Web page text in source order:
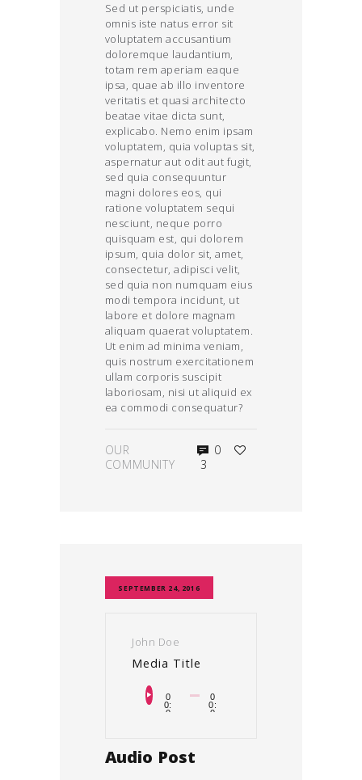
Sed ut perspiciatis, unde
omnis iste natus error sit
voluptatem accusantium
doloremque laudantium,
totam rem aperiam eaque
ipsa, quae ab illo inventore
veritatis et quasi architecto
beatae vitae dicta sunt,
explicabo. Nemo enim ipsam
voluptatem, quia voluptas sit,
aspernatur aut odit aut fugit,
sed quia consequuntur
magni dolores eos, qui
ratione voluptatem sequi
nesciunt, neque porro
quisquam est, qui dolorem
ipsum, quia dolor sit, amet,
consectetur, adipisci velit,
sed quia non numquam eius
modi tempora incidunt, ut
labore et dolore magnam
aliquam quaerat voluptatem.
Ut enim ad minima veniam,
quis nostrum exercitationem
ullam corporis suscipit
laboriosam, nisi ut aliquid ex
ea commodi consequatur?
OUR
COMMUNITY
0
3
SEPTEMBER 24, 2016
John Doe
Media Title
Audiospeler
0
0:
0
0
0:
0
Audio Post